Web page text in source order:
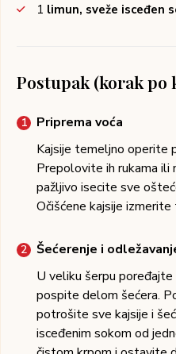
1 limun, sveže isceđen
Postupak (korak po
Priprema voća
Kajsije temeljno operite
Prepolovite ih rukama ili
pažljivo isecite sve
Očišćene kajsije
Šećerenje i
U veliku šerpu poređajte
pospite delom šećera.
potrošite sve kajsije i
isceđenim sokom od